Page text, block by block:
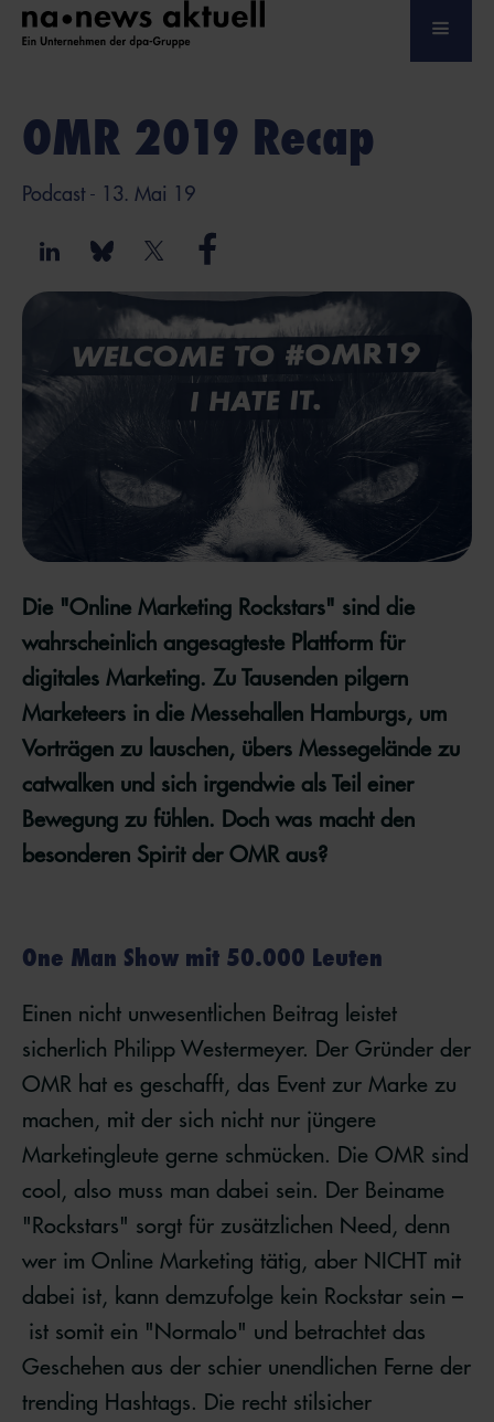
OMR 2019 Recap
Podcast- 13. Mai 19
Die "Online Marketing Rockstars" sind die
wahrscheinlich angesagteste Plattform für
digitales Marketing. Zu Tausenden pilgern
Marketeers in die Messehallen Hamburgs, um
Vorträgen zu lauschen, übers Messegelände zu
catwalken und sich irgendwie als Teil einer
Bewegung zu fühlen. Doch was macht den
besonderen Spirit der OMR aus?
One Man Show mit 50.000 Leuten
Einen nicht unwesentlichen Beitrag leistet
sicherlich Philipp Westermeyer. Der Gründer der
OMR hat es geschafft, das Event zur Marke zu
machen, mit der sich nicht nur jüngere
Marketingleute gerne schmücken. Die OMR sind
cool, also muss man dabei sein. Der Beiname
"Rockstars" sorgt für zusätzlichen Need, denn
wer im Online Marketing tätig, aber NICHT mit
dabei ist, kann demzufolge kein Rockstar sein –
ist somit ein "Normalo" und betrachtet das
Geschehen aus der schier unendlichen Ferne der
trending Hashtags. Die recht stilsicher